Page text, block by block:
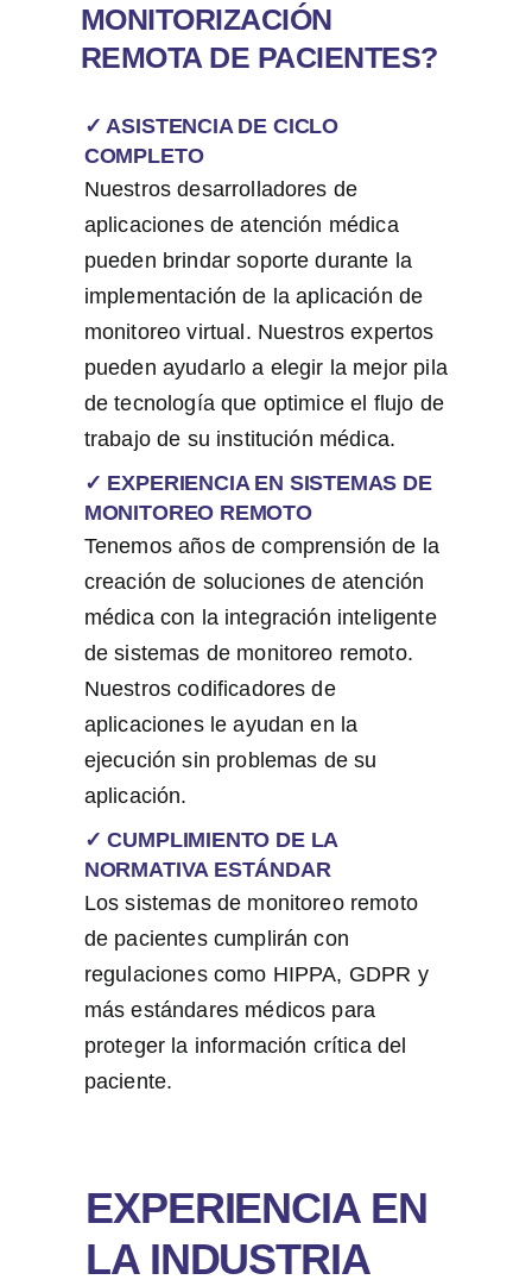
MONITORIZACIÓN
REMOTA DE PACIENTES?
✓ ASISTENCIA DE CICLO
COMPLETO
Nuestros desarrolladores de
aplicaciones de atención médica
pueden brindar soporte durante la
implementación de la aplicación de
monitoreo virtual. Nuestros expertos
pueden ayudarlo a elegir la mejor pila
de tecnología que optimice el flujo de
trabajo de su institución médica.
✓ EXPERIENCIA EN SISTEMAS DE
MONITOREO REMOTO
Tenemos años de comprensión de la
creación de soluciones de atención
médica con la integración inteligente
de sistemas de monitoreo remoto.
Nuestros codificadores de
aplicaciones le ayudan en la
ejecución sin problemas de su
aplicación.
✓ CUMPLIMIENTO DE LA
NORMATIVA ESTÁNDAR
Los sistemas de monitoreo remoto
de pacientes cumplirán con
regulaciones como HIPPA, GDPR y
más estándares médicos para
proteger la información crítica del
paciente.
EXPERIENCIA EN
LA INDUSTRIA